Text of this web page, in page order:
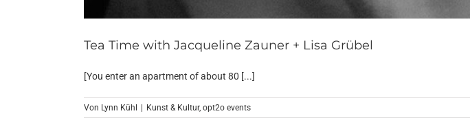
Tea Time with Jacqueline Zauner + Lisa Grübel
[You enter an apartment of about 80 [...]
Von Lynn Kühl | Kunst & Kultur, opt2o events